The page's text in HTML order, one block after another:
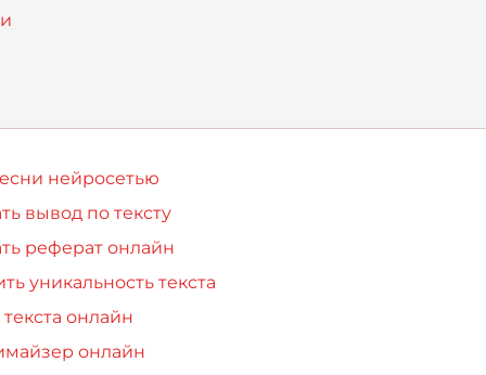
от Балтики
нейросетью
вывод по тексту
реферат онлайн
уникальность текста
онлайн
онлайн